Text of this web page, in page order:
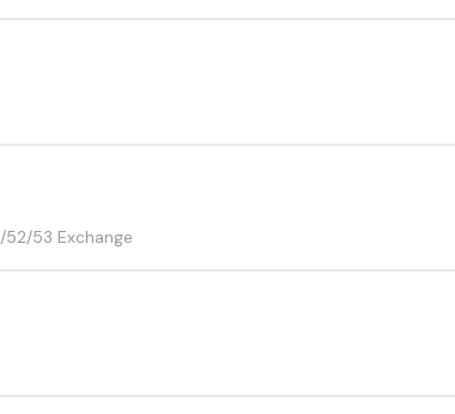
53 Exchange